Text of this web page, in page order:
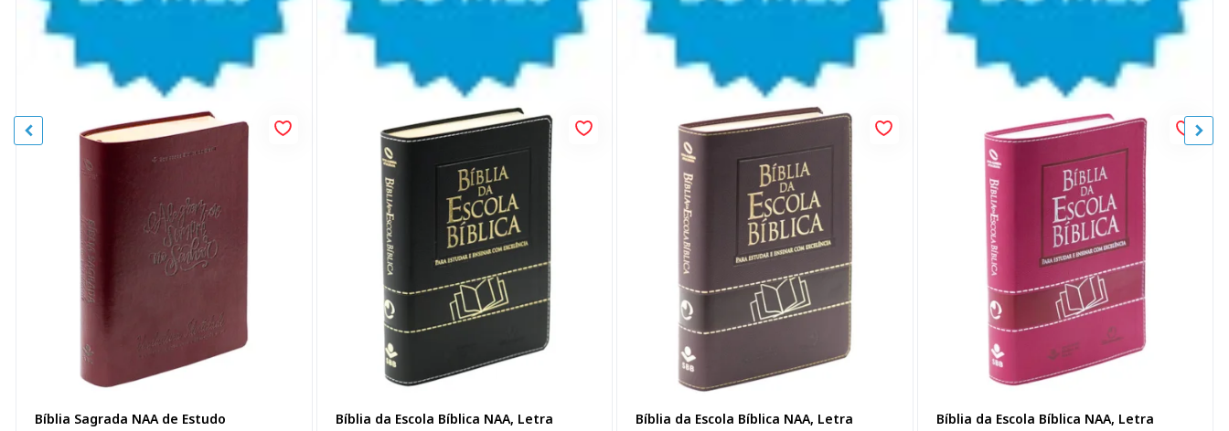
Bíblia Sagrada NAA de Estudo
Bíblia da Escola Bíblica NAA, Letra
Bíblia da Escola Bíblica NAA, Letra
Bíblia da Escola Bíblica NAA, Letra